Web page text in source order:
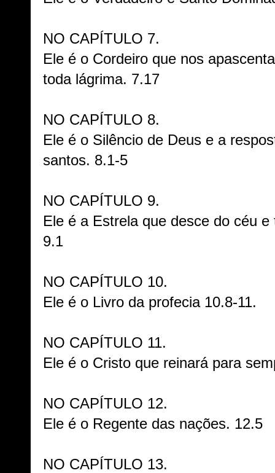
NO CAPÍTULO 7.
Ele é o Cordeiro que nos
toda lágrima. 7.17
NO CAPÍTULO 8.
Ele é o Silêncio de Deus e a
santos. 8.1-5
NO CAPÍTULO 9.
Ele é a Estrela que desce do céu
9.1
NO CAPÍTULO 10.
Ele é o Livro da profecia 10.8-11.
NO CAPÍTULO 11.
Ele é o Cristo que reinará para
NO CAPÍTULO 12.
Ele é o Regente das nações. 12.5
NO CAPÍTULO 13.